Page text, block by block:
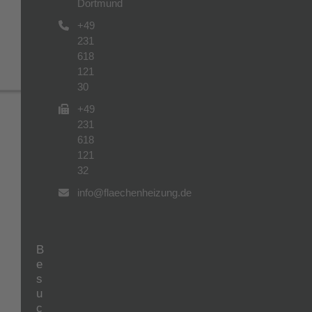
Dortmund
+49
231
618
121
30
+49
231
618
121
32
info@flaechenheizung.de
B
e
s
u
c